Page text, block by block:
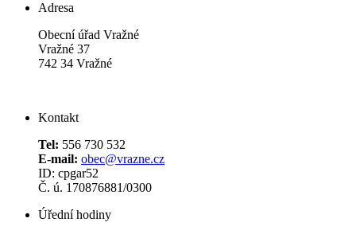
Adresa
Obecní úřad Vražné
Vražné 37
742 34 Vražné
Kontakt
Tel: 556 730 532
E-mail: obec@vrazne.cz
ID: cpgar52
Č. ú. 170876881/0300
Úřední hodiny